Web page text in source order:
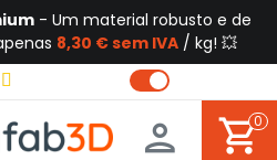
- Um material robusto e de
8,30 € sem IVA/ kg! 💥
0